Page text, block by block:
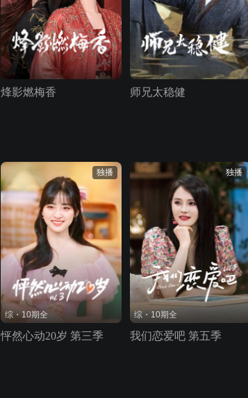
烽影燃梅香 师兄太稳健
独播
综・10期全
怦然心动20岁 第三季
独播
综・10期全
我们恋爱吧 第五季